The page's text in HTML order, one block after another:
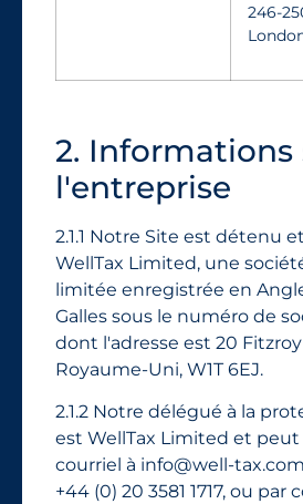
246-
2. Informations
l'entreprise
2.1.1 Notre Site est détenu
WellTax Limited, une
limitée enregistrée en
Galles sous le numéro de
dont l'adresse est 20
Royaume-Uni, W1T 6EJ.
2.1.2 Notre délégué à la
est WellTax Limited et
courriel à info@well-
+44 (0) 20 3581 1717, ou